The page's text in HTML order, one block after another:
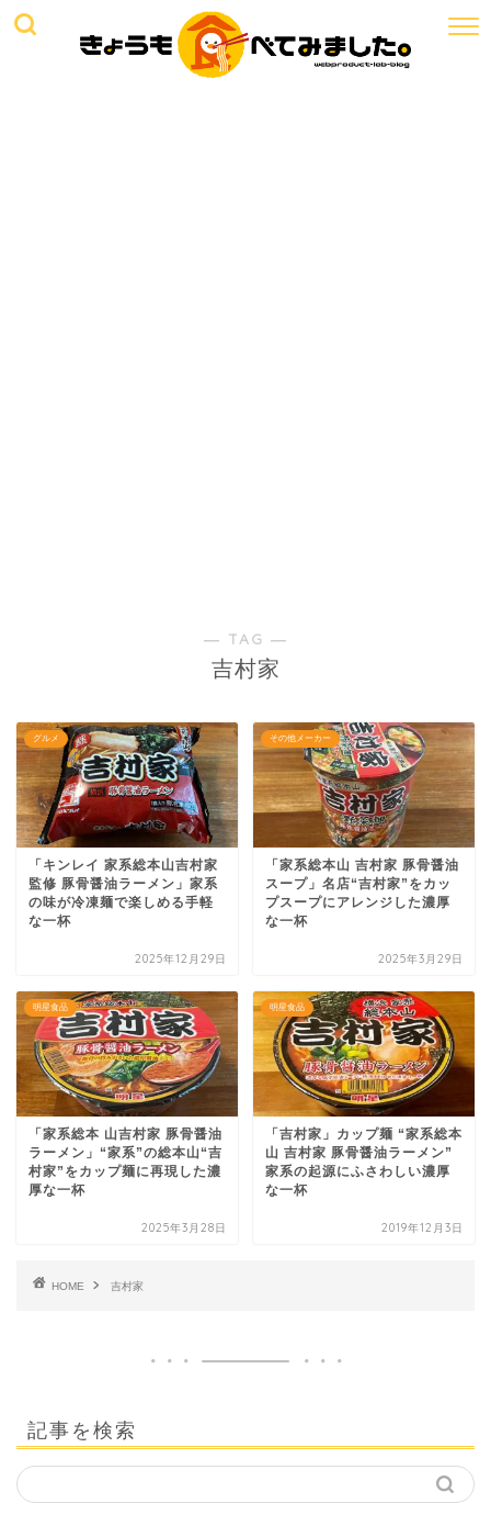
― TAG ―
吉村家
グルメ
「キンレイ 家系総本山吉村家
監修 豚骨醤油ラーメン」家系
の味が冷凍麺で楽しめる手軽
な一杯
2025年12月29日
その他メーカー
「家系総本山 吉村家 豚骨醤油
スープ」名店“吉村家”をカッ
プスープにアレンジした濃厚
な一杯
2025年3月29日
明星食品
「家系総本 山吉村家 豚骨醤油
ラーメン」“家系”の総本山“吉
村家”をカップ麺に再現した濃
厚な一杯
2025年3月28日
明星食品
「吉村家」カップ麺 “家系総本
山 吉村家 豚骨醤油ラーメン”
家系の起源にふさわしい濃厚
な一杯
2019年12月3日
HOME 吉村家
記事を検索